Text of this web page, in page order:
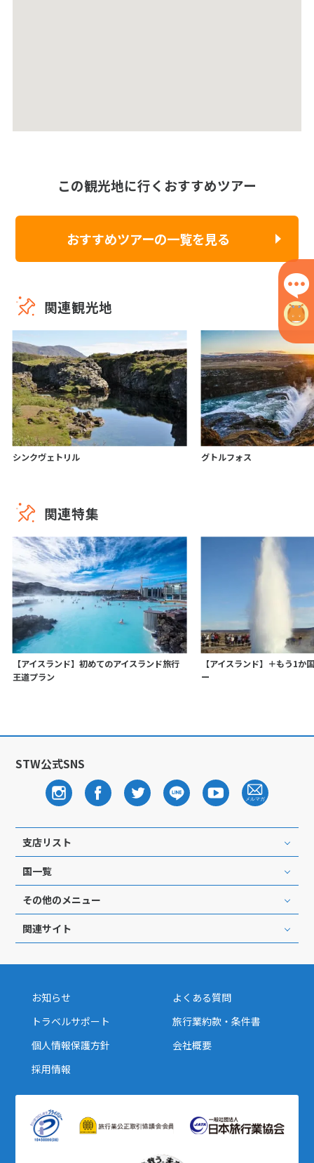
この観光地に行くおすすめツアー
おすすめツアーの一覧を見る
関連観光地
シンクヴェトリル グトルフォス
関連特集
【アイスランド】初めてのアイスランド旅行
王道プラン
【アイスランド】＋もう1か
ー
STW公式SNS
支店リスト
国一覧
その他のメニュー
関連サイト
お知らせ
よくある質問
トラベルサポート
旅行業約款・条件書
個人情報保護方針
会社概要
採用情報